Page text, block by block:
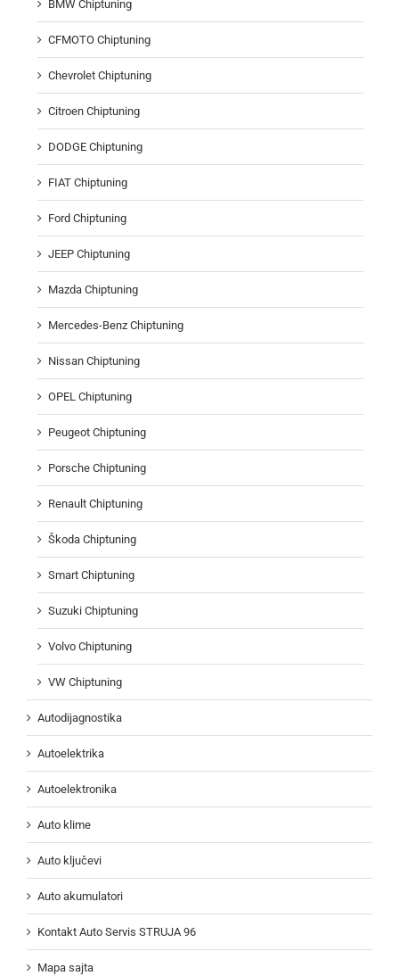
BMW Chiptuning
CFMOTO Chiptuning
Chevrolet Chiptuning
Citroen Chiptuning
DODGE Chiptuning
FIAT Chiptuning
Ford Chiptuning
JEEP Chiptuning
Mazda Chiptuning
Mercedes-Benz Chiptuning
Nissan Chiptuning
OPEL Chiptuning
Peugeot Chiptuning
Porsche Chiptuning
Renault Chiptuning
Škoda Chiptuning
Smart Chiptuning
Suzuki Chiptuning
Volvo Chiptuning
VW Chiptuning
Autodijagnostika
Autoelektrika
Autoelektronika
Auto klime
Auto ključevi
Auto akumulatori
Kontakt Auto Servis STRUJA 96
Mapa sajta